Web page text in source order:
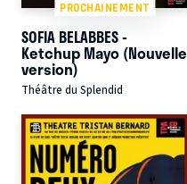
PROCHAINEMENT
SOFIA BELABBES -
Ketchup Mayo (Nouvelle
version)
Théâtre du Splendid